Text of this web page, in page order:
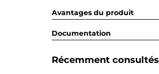
Avantages du produit
Documentation
Récemment consultés